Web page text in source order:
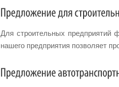
Для строительных предприятий
нашего предприятия позволяет